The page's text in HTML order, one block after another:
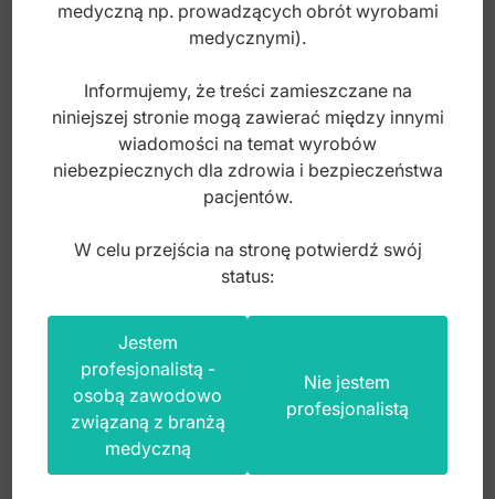
DENTALINE Jednorazowa łyżka wyciskowa
połówkowa z niskim brzegiem fig. 2 (Opak.10
Index: DI.039.020
20,00zł
medyczną np. prowadzących obrót wyrobami
medycznymi).
Informujemy, że treści zamieszczane na
niniejszej stronie mogą zawierać między innymi
wiadomości na temat wyrobów
niebezpiecznych dla zdrowia i bezpieczeństwa
pacjentów.
W celu przejścia na stronę potwierdź swój
status:
Jestem
profesjonalistą -
osobą zawodowo
związaną z branżą
medyczną
Nie jestem
profesjonalistą